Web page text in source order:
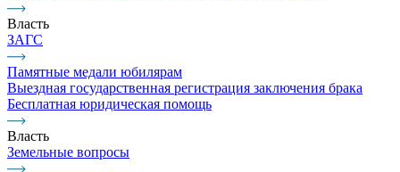
Власть
ЗАГС
Памятные медали юбилярам
Выездная государственная регистрация заключения брака
Бесплатная юридическая помощь
Власть
Земельные вопросы